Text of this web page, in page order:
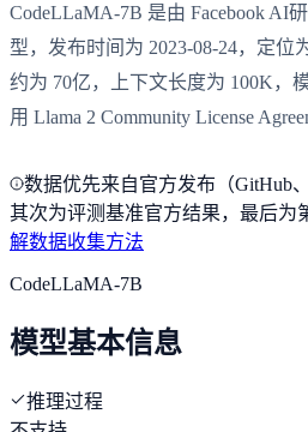
CodeLLaMA-7B 是由 Facebook AI
型，发布时间为 2023-08-24，定位
约为 70亿，上下文长度为 100K，
用 Llama 2 Community License
数据优先来自官方发布（GitHub
其次为评测基准官方结果，最后为
解数据收集方法
CodeLLaMA-7B
模型基本信息
推理过程